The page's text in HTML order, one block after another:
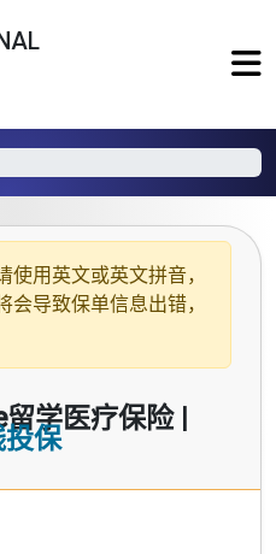
使用 英文或英文拼音，
导致保单信息出错，
学医疗保险 |
保